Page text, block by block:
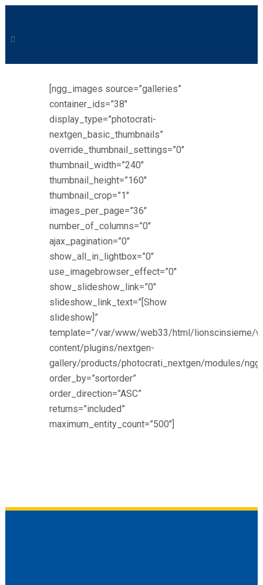
[ngg_images source=”galleries”
container_ids=”38″
display_type=”photocrati-
nextgen_basic_thumbnails”
override_thumbnail_settings=”0″
thumbnail_width=”240″
thumbnail_height=”160″
thumbnail_crop=”1″
images_per_page=”36″
number_of_columns=”0″
ajax_pagination=”0″
show_all_in_lightbox=”0″
use_imagebrowser_effect=”0″
show_slideshow_link=”0″
slideshow_link_text=”[Show
slideshow]”
template=”/var/www/web33/html/lionscinsieme/
content/plugins/nextgen-
gallery/products/photocrati_nextgen/modules/
order_by=”sortorder”
order_direction=”ASC”
returns=”included”
maximum_entity_count=”500″]